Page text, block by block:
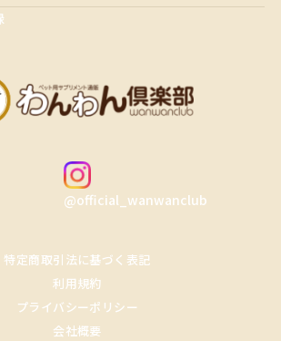
@official_wanwanclub
特定商取引法に基づく表記
利用規約
プライバシーポリシー
会社概要